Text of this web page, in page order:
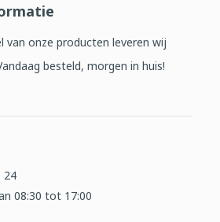
van onze producten leveren wij
besteld, morgen in huis!
24
08:30 tot 17:00